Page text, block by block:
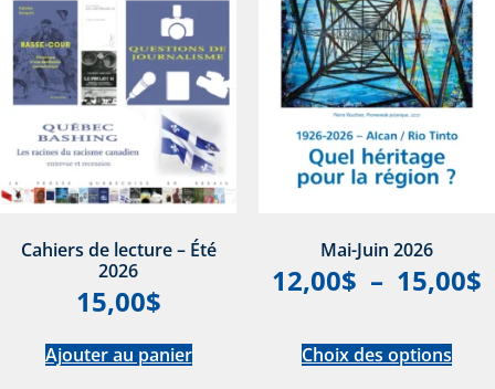
Cahiers de lecture – Été
2026
15,00$
Ajouter au panier
Mai-Juin 2026
12,00$ – 15,00$
Choix des options